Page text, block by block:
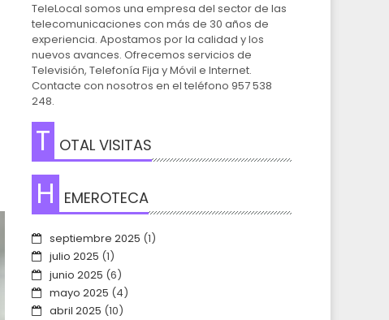
TeleLocal somos una empresa del sector de las
telecomunicaciones con más de 30 años de
experiencia. Apostamos por la calidad y los
nuevos avances. Ofrecemos servicios de
Televisión, Telefonía Fija y Móvil e Internet.
Contacte con nosotros en el teléfono 957 538
248.
T OTAL VISITAS
H EMEROTECA
septiembre 2025 (1)
julio 2025 (1)
junio 2025 (6)
mayo 2025 (4)
abril 2025 (10)